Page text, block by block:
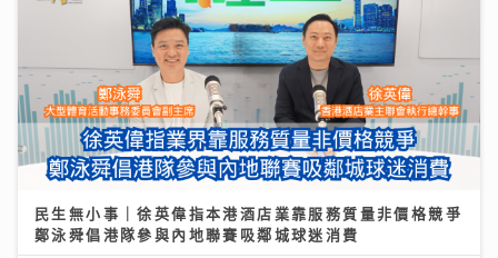
民生無小事｜徐英偉指本港酒店業靠服務質量非價格競爭
鄭泳舜倡港隊參與內地聯賽吸鄰城球迷消費